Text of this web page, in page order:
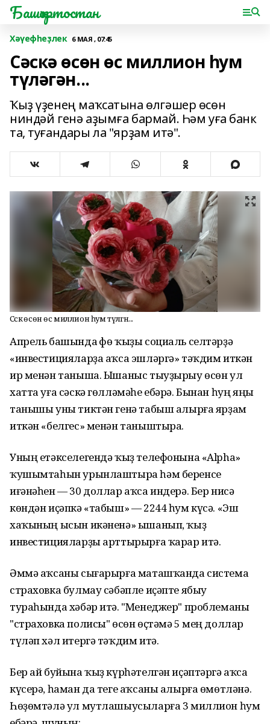
Башҡортостан
Хәүефһеҙлек 6 МАЯ , 07:45
Сәскә өсөн өс миллион һум
түләгән...
Ҡыҙ үҙенең маҡсатына өлгәшер өсөн
ниндәй генә аҙымға бармай. Һәм уға банк
та, туғандары ла "ярҙам итә".
Сәскә өсөн өс миллион һум түләгән...
Апрель башында Өфө ҡыҙы социаль селтәрҙә
«инвестицияларҙа аҡса эшләргә» тәҡдим иткән
ир менән таныша. Ышаныс тыуҙырыу өсөн ул
хатта уға сәскә гөлләмәһе ебәрә. Бынан һуң яңы
танышы уны тиктән генә табыш алырға ярҙам
иткән «белгес» менән таныштыра.
Уның етәкселегендә ҡыҙ телефонына «Alpha»
ҡушымтаһын урынлаштыра һәм беренсе
иғәнәһен — 30 доллар аҡса индерә. Бер нисә
көндән иҫәпкә «табыш» — 2244 һум күсә. «Эш
хаҡының ысын икәненә» ышанып, ҡыҙ
инвестицияларҙы арттырырға ҡарар итә.
Әммә аҡсаны сығарырға маташҡанда система
страховка булмау сәбәпле иҫәпте ябыу
тураһында хәбәр итә. "Менеджер" проблеманы
"страховка полисы" өсөн өҫтәмә 5 мең доллар
түләп хәл итергә тәҡдим итә.
Бер ай буйына ҡыҙ күрһәтелгән иҫәптәргә аҡса
күсерә, һаман да теге аҡсаны алырға өмөтләнә.
Һөҙөмтәлә ул мутлашыусыларға 3 миллион һум